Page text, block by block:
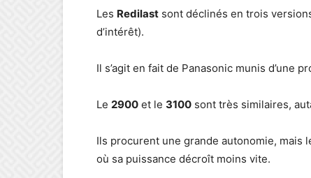
Les Redilast sont déclinés en trois
d’intérêt).
Il s’agit en fait de Panasonic munis d’une
Le 2900 et le 3100 sont très similaires,
Ils procurent une grande autonomie, mais
où sa puissance décroît moins vite.